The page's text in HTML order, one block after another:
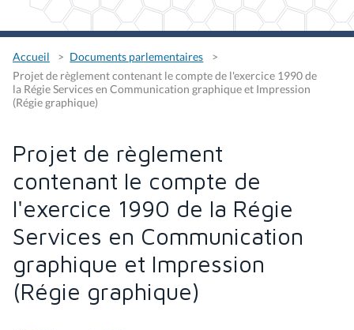
Accueil
Documents parlementaires
Projet de règlement contenant le compte de l'exercice 1990 de
la Régie Services en Communication graphique et Impression
(Régie graphique)
Projet de règlement
contenant le compte de
l'exercice 1990 de la Régie
Services en Communication
graphique et Impression
(Régie graphique)